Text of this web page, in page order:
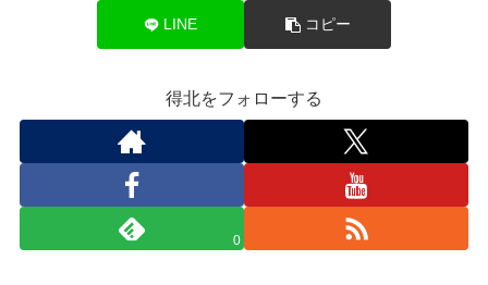
LINE コピー
得北をフォローする
0